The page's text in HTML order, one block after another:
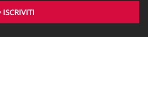
ISCRIVITI